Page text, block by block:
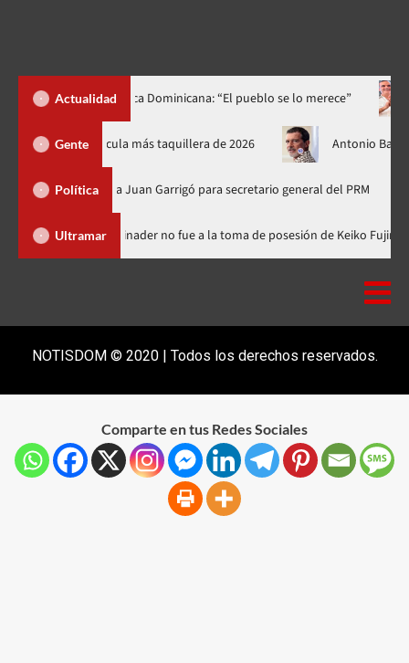
Actualidad
Dominicana: “El pueblo se lo merece” «¡Qué
Gente
New Day’ se convierte en la película más taquillera de 2026
Política
a Juan Garrigó para secretario general del PRM
Ultramar
Dominicana Luis Abinader no fue a la toma de posesión
NOTISDOM © 2020 | Todos los derechos reservados.
Comparte en tus Redes Sociales